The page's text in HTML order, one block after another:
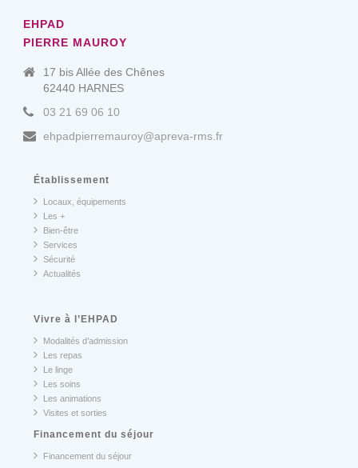
EHPAD
PIERRE MAUROY
17 bis Allée des Chênes
62440 HARNES
03 21 69 06 10
ehpadpierremauroy@apreva-rms.fr
Établissement
Locaux, équipements
Les +
Bien-être
Services
Sécurité
Actualités
Vivre à l’EHPAD
Modalités d’admission
Les repas
Le linge
Les soins
Les animations
Visites et sorties
Financement du séjour
Financement du séjour